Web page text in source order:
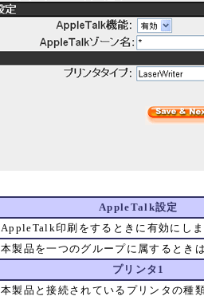
AppleTalk設定
AppleTalk印刷をするときに有効にし
本製品を一つのグループに属するとき
プリンタ1
本製品と接続されているプリンタの種